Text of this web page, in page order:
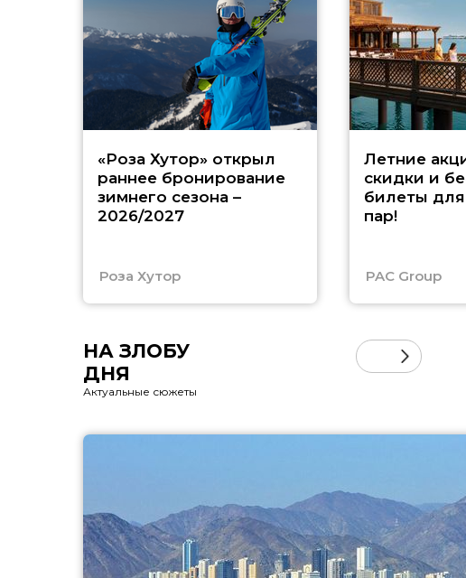
«Роза Хутор» открыл
раннее бронирование
зимнего сезона –
2026/2027
Роза Хутор
Летние
скидки и
билеты
пар!
PAC Group
НА ЗЛОБУ
ДНЯ
Актуальные сюжеты